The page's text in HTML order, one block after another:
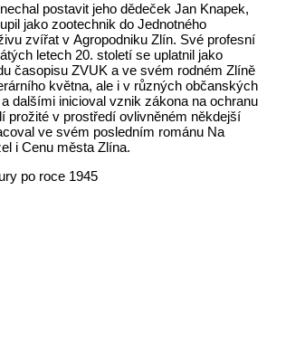
postavit jeho dědeček Jan Knapek,
jako zootechnik do Jednotného
zvířat v Agropodniku Zlín. Své profesní
letech 20. století se uplatnil jako
časopisu ZVUK a ve svém rodném Zlíně
května, ale i v různých občanských
dalšími inicioval vznik zákona na ochranu
prožité v prostředí ovlivněném někdejší
ve svém posledním románu Na
i Cenu města Zlína.
po roce 1945